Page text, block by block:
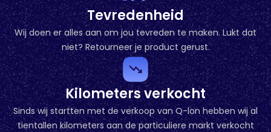
Tevredenheid
Wij doen er alles aan om jou tevreden te maken. Lukt dat
niet? Retourneer je product gerust.
Kilometers verkocht
Sinds wij startten met de verkoop van Q-lon hebben wij al
tientallen kilometers aan de particuliere markt verkocht